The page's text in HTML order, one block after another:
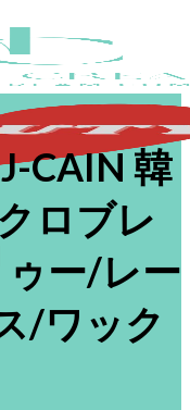
CAIN 韓
ロブレ
ー/レー
/ワック